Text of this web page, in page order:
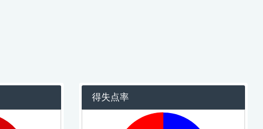
得失点率